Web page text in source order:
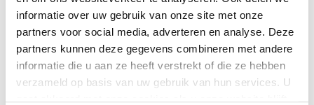
informatie over uw gebruik van onze site met onze
partners voor social media, adverteren en analyse. Deze
partners kunnen deze gegevens combineren met andere
informatie die u aan ze heeft verstrekt of die ze hebben
verzameld op basis van uw gebruik van hun services. U